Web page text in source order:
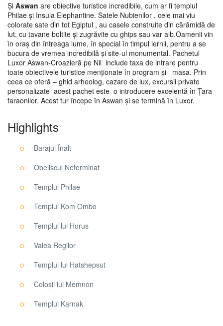
Și Aswan are obiective turistice incredibile, cum ar fi templul
Philae și Insula Elephantine. Satele Nubienilor , cele mai viu
colorate sate din tot Egiptul , au casele construite din cărămidă de
lut, cu tavane boltite și zugrăvite cu ghips sau var alb.Oamenii vin
în oraș din întreaga lume, în special în timpul iernii, pentru a se
bucura de vremea incredibilă și site-ul monumental. Pachetul
Luxor Aswan-Croazieră pe Nil include taxa de intrare pentru
toate obiectivele turistice menționate în program și masa. Prin
ceea ce oferă – ghid arheolog, cazare de lux, excursii private
personalizate acest pachet este o introducere excelentă în Țara
faraonilor. Acest tur începe în Aswan și se termină în Luxor.
Highlights
Barajul Înalt
Obeliscul Neterminat
Templul Philae
Templul Kom Ombo
Templul lui Horus
Valea Regilor
Templul lui Hatshepsut
Coloșii lui Memnon
Templul Karnak